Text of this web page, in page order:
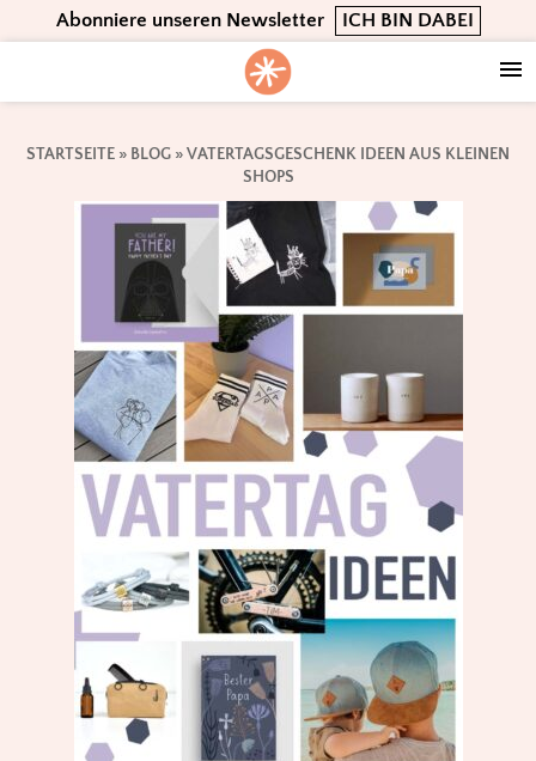
to
navigation
to
content
to
Abonniere unseren Newsletter ICH BIN DABEI
STARTSEITE » BLOG »VATERTAGSGESCHENK IDEEN AUS KLEINEN
SHOPS